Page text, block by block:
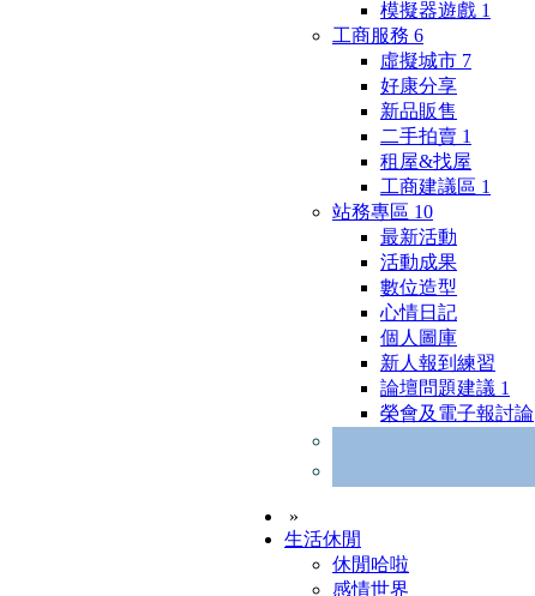
模擬器遊戲 1
工商服務 6
虛擬城市 7
好康分享
新品販售
二手拍賣 1
租屋&找屋
工商建議區 1
站務專區 10
最新活動
活動成果
數位造型
心情日記
個人圖庫
新人報到練習
論壇問題建議 1
榮會及電子報討論
»
生活休閒
休閒哈啦
感情世界